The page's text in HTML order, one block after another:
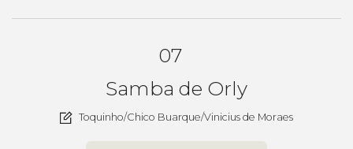
07
Samba de Orly
Toquinho/Chico Buarque/Vinicius de Moraes